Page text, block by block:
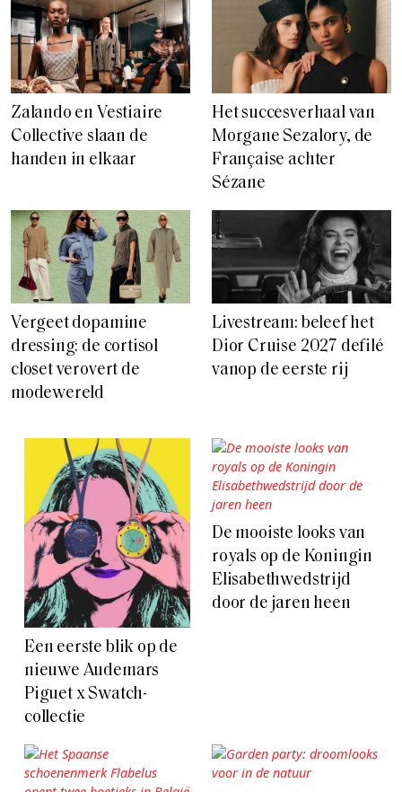
Zalando en Vestiaire
Collective slaan de
handen in elkaar
Het succesverhaal van
Morgane Sezalory, de
Française achter
Sézane
Vergeet dopamine
dressing: de cortisol
closet verovert de
modewereld
Livestream: beleef het
Dior Cruise 2027 defilé
vanop de eerste rij
Een eerste blik op de
nieuwe Audemars
Piguet x Swatch-
collectie
De mooiste looks van
royals op de Koningin
Elisabethwedstrijd
door de jaren heen